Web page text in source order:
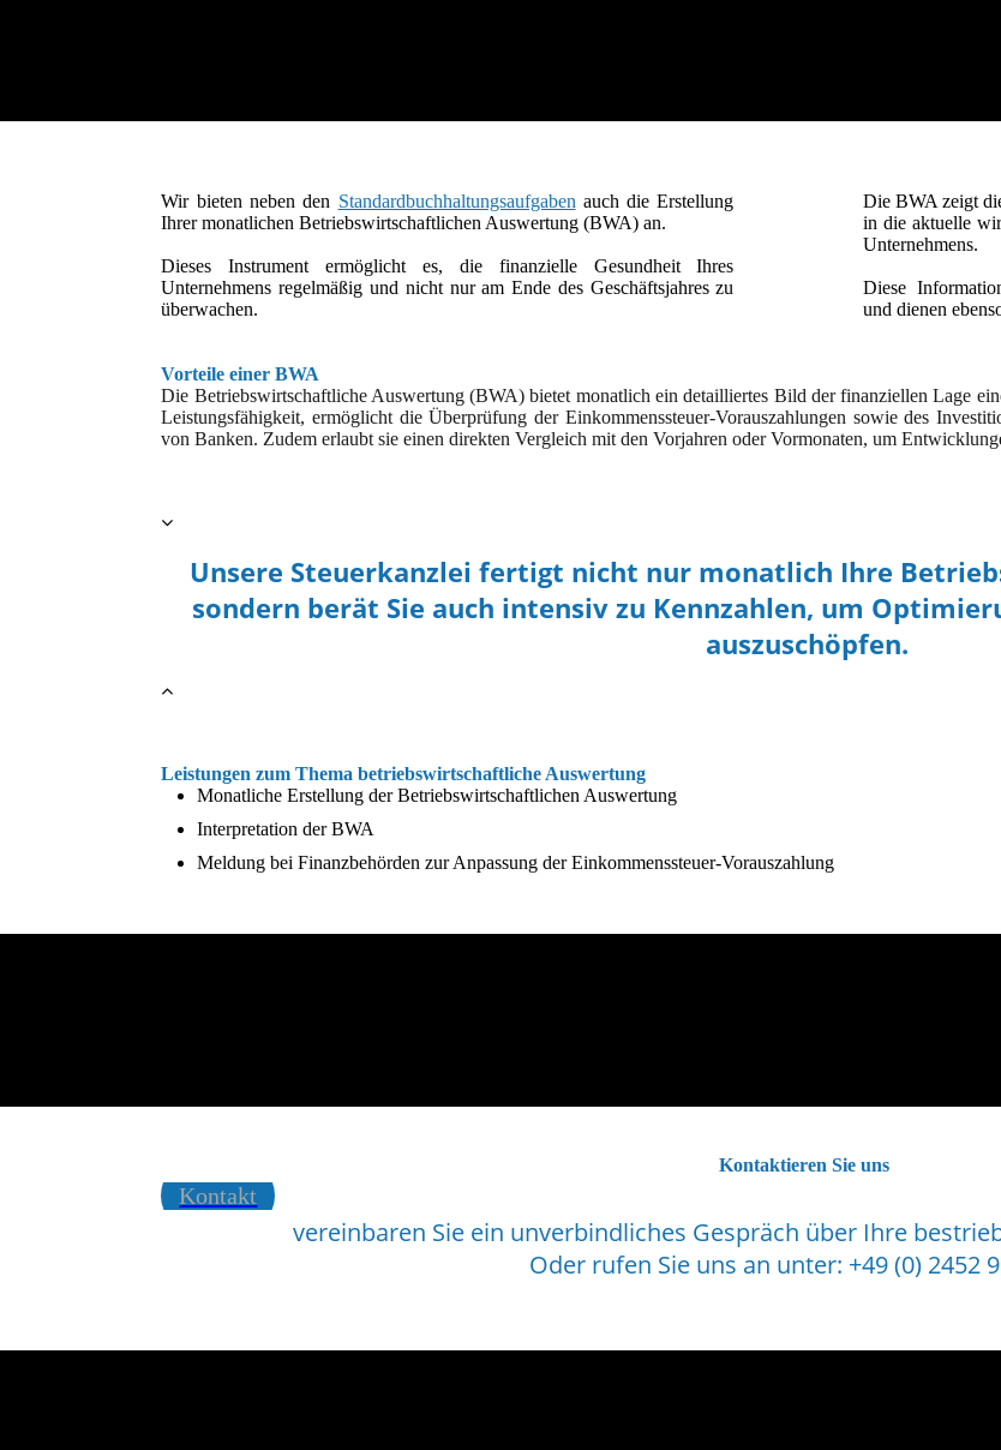
Wir bieten neben den Standardbuchhaltungsaufgabenauch die Erstellung
Ihrer monatlichen Betriebswirtschaftlichen Auswertung (BWA) an.
Dieses Instrument ermöglicht es, die finanzielle Gesundheit Ihres
Unternehmens regelmäßig und nicht nur am Ende des Geschäftsjahres zu
überwachen.
Die BWA zeigt
in die aktuelle
Unternehmens.
Diese
und dienen
Vorteile einer BWA
Die Betriebswirtschaftliche Auswertung (BWA) bietet monatlich ein detailliertes Bild der finanziellen Lage
Leistungsfähigkeit, ermöglicht die Überprüfung der Einkommenssteuer-Vorauszahlungen sowie des
von Banken. Zudem erlaubt sie einen direkten Vergleich mit den Vorjahren oder Vormonaten, um
Unsere Steuerkanzlei fertigt nicht nur monatlich Ihre
sondern berät Sie auch intensiv zu Kennzahlen, um
auszuschöpfen.
Leistungen zum Thema betriebswirtschaftliche Auswertung
Monatliche Erstellung der Betriebswirtschaftlichen Auswertung
Interpretation der BWA
Meldung bei Finanzbehörden zur Anpassung der Einkommenssteuer-Vorauszahlung
Kontaktieren Sie uns
Kontakt
vereinbaren Sie ein unverbindliches Gespräch über Ihre
Oder rufen Sie uns an unter: +49 (0) 2452